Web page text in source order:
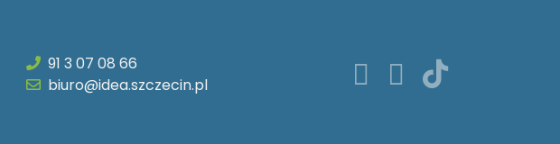
91 3 07 08 66
biuro@idea.szczecin.pl